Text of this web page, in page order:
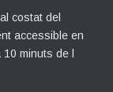
costat del
accessible en
minuts de l